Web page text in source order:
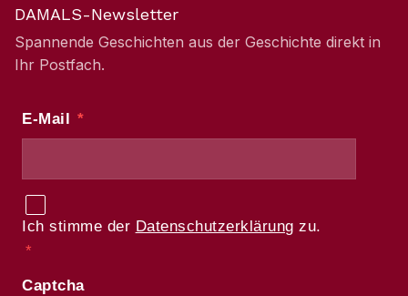
DAMALS-Newsletter
Spannende Geschichten aus der Geschichte direkt in
Ihr Postfach.